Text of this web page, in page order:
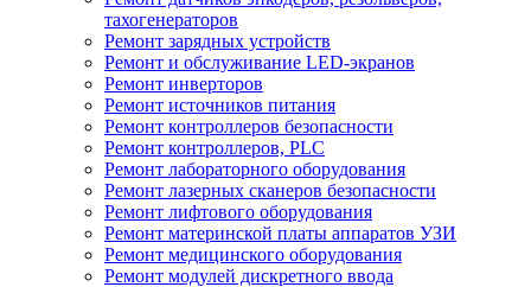
тахогенераторов
Ремонт зарядных устройств
Ремонт и обслуживание LED-экранов
Ремонт инверторов
Ремонт источников питания
Ремонт контроллеров безопасности
Ремонт контроллеров, PLC
Ремонт лабораторного оборудования
Ремонт лазерных сканеров безопасности
Ремонт лифтового оборудования
Ремонт материнской платы аппаратов УЗИ
Ремонт медицинского оборудования
Ремонт модулей дискретного ввода